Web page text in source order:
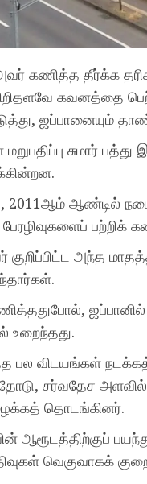
கணித்த தீர்க்க
கவனத்தை
ஜப்பானையும்
சுமார்
2011ஆம் ஆண்டில்
பற்றிக்
அந்த
ஜப்பானில்
உறைந்தது.
பல விடயங்கள்
சர்வதேச அளவில்
தொடங்கினர்.
ஆரூடத்திற்குப்
வெகுவாகக்